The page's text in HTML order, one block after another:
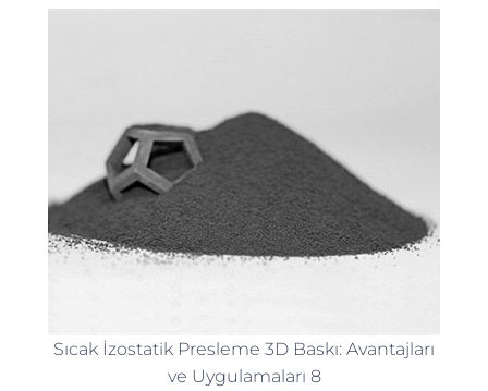
Sıcak İzostatik Presleme 3D Baskı: Avantajları
ve Uygulamaları 8